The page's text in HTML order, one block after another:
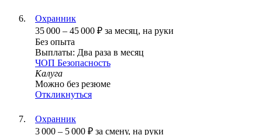
Охранник
35 000 – 45 000 ₽ за месяц, на руки
Без опыта
Выплаты: Два раза в месяц
ЧОП Безопасность
Калуга
Можно без резюме
Откликнуться
Охранник
3 000 – 5 000 ₽ за смену, на руки